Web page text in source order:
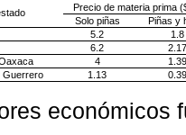
Precio de materia prima
Solo piñas
Piñas y
5.2
1.8
6.2
4
Guerrero
1.13
económicos